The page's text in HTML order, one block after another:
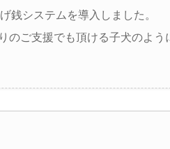
銭システムを導入しました。
のご支援でも頂ける子犬のよう